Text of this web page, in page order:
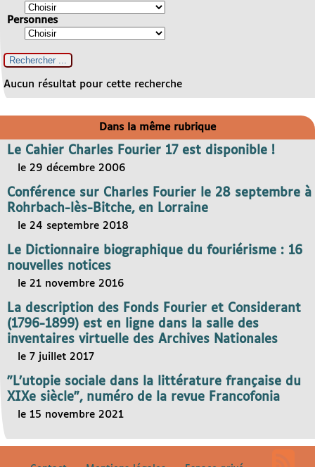
Personnes
Aucun résultat pour cette recherche
Dans la même rubrique
Le Cahier Charles Fourier 17 est disponible !
le 29 décembre 2006
Conférence sur Charles Fourier le 28 septembre à
Rohrbach-lès-Bitche, en Lorraine
le 24 septembre 2018
Le Dictionnaire biographique du fouriérisme : 16
nouvelles notices
le 21 novembre 2016
La description des Fonds Fourier et Considerant
(1796-1899) est en ligne dans la salle des
inventaires virtuelle des Archives Nationales
le 7 juillet 2017
"L’utopie sociale dans la littérature française du
XIXe siècle", numéro de la revue Francofonia
le 15 novembre 2021